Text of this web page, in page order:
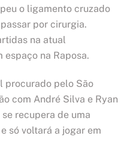
o ligamento cruzado
por cirurgia.
na atual
espaço na Raposa.
procurado pelo São
com André Silva e Ryan
recupera de uma
só voltará a jogar em